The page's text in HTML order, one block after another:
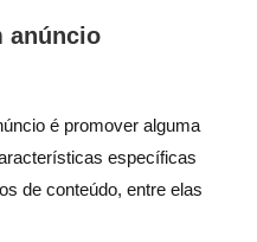
anúncio
é promover alguma
específicas
de conteúdo, entre elas